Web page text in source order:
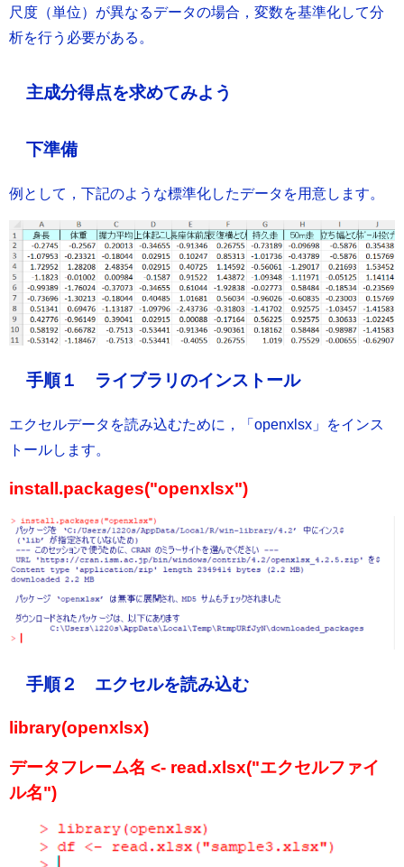
尺度（単位）が異なるデータの場合，変数を基準化して分
析を行う必要がある。
主成分得点を求めてみよう
下準備
例として，下記のような標準化したデータを用意します。
手順１ ライブラリのインストール
エクセルデータを読み込むために，「openxlsx」をインス
トールします。
install.packages("openxlsx")
手順２ エクセルを読み込む
library(openxlsx)
データフレーム名 <- read.xlsx("エクセルファイ
ル名")